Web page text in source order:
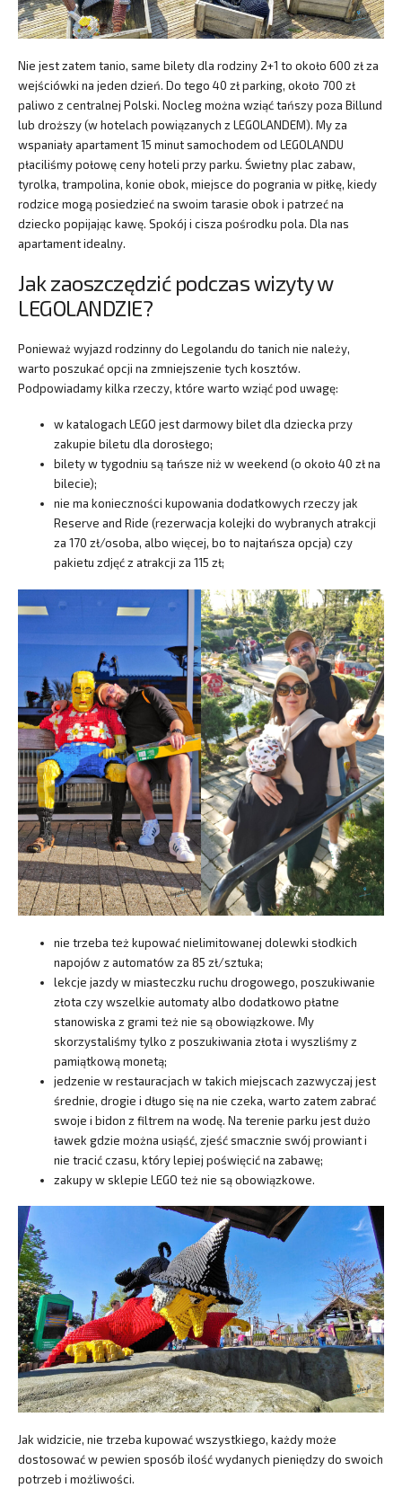
Nie jest zatem tanio, same bilety dla rodziny 2+1 to około 600 zł za
wejściówki na jeden dzień. Do tego 40 zł parking, około 700 zł
paliwo z centralnej Polski. Nocleg można wziąć tańszy poza Billund
lub droższy (w hotelach powiązanych z LEGOLANDEM). My za
wspaniały apartament 15 minut samochodem od LEGOLANDU
płaciliśmy połowę ceny hoteli przy parku. Świetny plac zabaw,
tyrolka, trampolina, konie obok, miejsce do pogrania w piłkę, kiedy
rodzice mogą posiedzieć na swoim tarasie obok i patrzeć na
dziecko popijając kawę. Spokój i cisza pośrodku pola. Dla nas
apartament idealny.
Jak zaoszczędzić podczas wizyty w
LEGOLANDZIE?
Ponieważ wyjazd rodzinny do Legolandu do tanich nie należy,
warto poszukać opcji na zmniejszenie tych kosztów.
Podpowiadamy kilka rzeczy, które warto wziąć pod uwagę:
w katalogach LEGO jest darmowy bilet dla dziecka przy
zakupie biletu dla dorosłego;
bilety w tygodniu są tańsze niż w weekend (o około 40 zł na
bilecie);
nie ma konieczności kupowania dodatkowych rzeczy jak
Reserve and Ride (rezerwacja kolejki do wybranych atrakcji
za 170 zł/osoba, albo więcej, bo to najtańsza opcja) czy
pakietu zdjęć z atrakcji za 115 zł;
nie trzeba też kupować nielimitowanej dolewki słodkich
napojów z automatów za 85 zł/sztuka;
lekcje jazdy w miasteczku ruchu drogowego, poszukiwanie
złota czy wszelkie automaty albo dodatkowo płatne
stanowiska z grami też nie są obowiązkowe. My
skorzystaliśmy tylko z poszukiwania złota i wyszliśmy z
pamiątkową monetą;
jedzenie w restauracjach w takich miejscach zazwyczaj jest
średnie, drogie i długo się na nie czeka, warto zatem zabrać
swoje i bidon z filtrem na wodę. Na terenie parku jest dużo
ławek gdzie można usiąść, zjeść smacznie swój prowiant i
nie tracić czasu, który lepiej poświęcić na zabawę;
zakupy w sklepie LEGO też nie są obowiązkowe.
Jak widzicie, nie trzeba kupować wszystkiego, każdy może
dostosować w pewien sposób ilość wydanych pieniędzy do swoich
potrzeb i możliwości.